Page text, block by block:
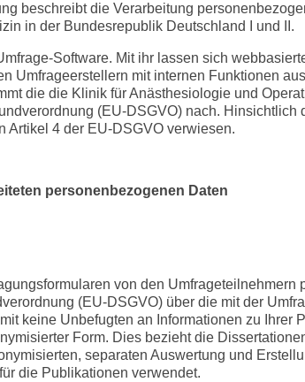
beschreibt die Verarbeitung
in der Bundesrepublik Deutschland I und II.
Software. Mit ihr lassen sich
Umfrageerstellern mit internen Funktionen
die die Klinik für Anästhesiologie und
(EU-DSGVO) nach. Hinsichtlich
Artikel 4 der EU-DSGVO verwiesen.
personenbezogenen Daten
von den
(EU-DSGVO) über die mit der
keine Unbefugten an Informationen zu
Form. Dies bezieht die
separaten Auswertung und
die Publikationen verwendet.